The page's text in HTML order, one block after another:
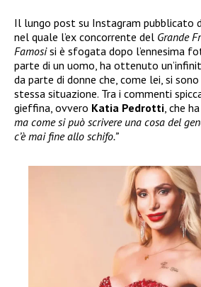
Il lungo post su Instagram pubblicato
nel quale l’ex concorrente del Grande
Famosisi è sfogata dopo l’ennesima
parte di un uomo, ha ottenuto
da parte di donne che, come lei, si
stessa situazione. Tra i commenti
gieffina, ovvero Katia Pedrotti, che
ma come si può scrivere una cosa del
c’è mai fine allo schifo.”